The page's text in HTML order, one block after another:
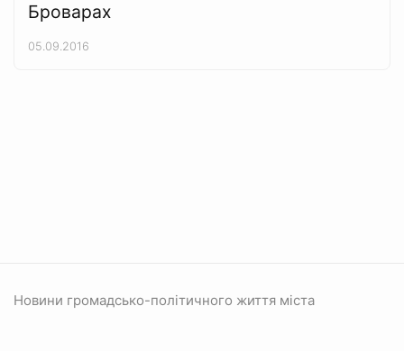
Броварах
05.09.2016
Новини громадсько-політичного життя міста